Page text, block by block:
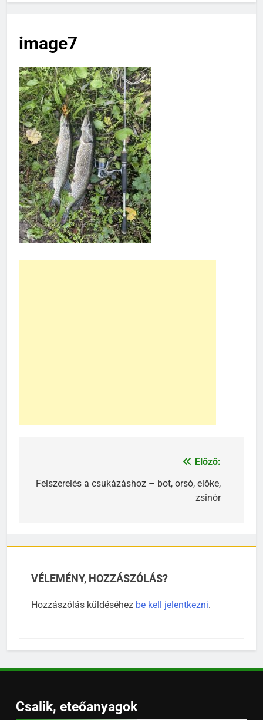
image7
navigáció
Előző:
Felszerelés a csukázáshoz – bot, orsó, előke,
zsinór
VÉLEMÉNY, HOZZÁSZÓLÁS?
Hozzászólás küldéséhez be kell jelentkezni.
Csalik, eteőanyagok